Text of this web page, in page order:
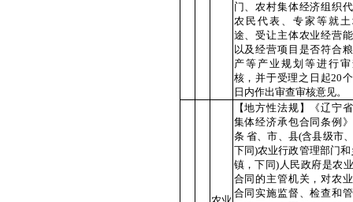
门、农村集体经济组织
农民代表、专家等就
途、受让主体农业经营
以及经营项目是否符合
产等产业规划等进行
核，并于受理之日起20
日内作出审查审核意见。
【地方性法规】《辽宁
集体经济承包合同条例
条 省、市、县(含县级市
下同)农业行政管理部门和
镇，下同)人民政府是农
合同的主管机关，对农
合同实施监督、检查和